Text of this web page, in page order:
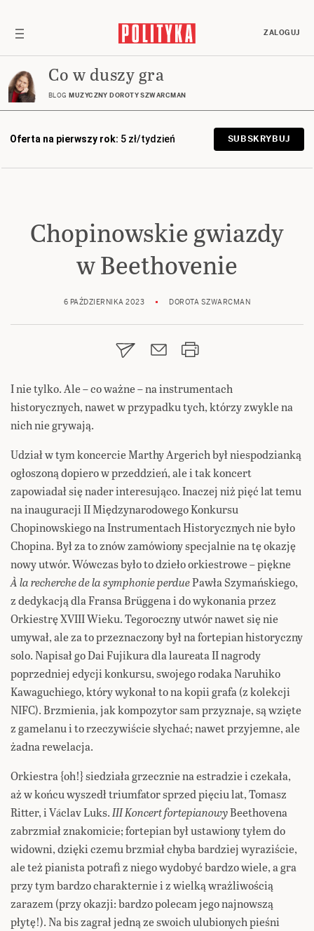
ZALOGUJ
Co w duszy gra
BLOG MUZYCZNY DOROTY SZWARCMAN
Oferta na pierwszy rok: 5 zł/tydzień SUBSKRYBUJ
Chopinowskie gwiazdy
w Beethovenie
6 PAŹDZIERNIKA 2023 DOROTA SZWARCMAN
I nie tylko. Ale – co ważne – na instrumentach
historycznych, nawet w przypadku tych, którzy zwykle na
nich nie grywają.
Udział w tym koncercie Marthy Argerich był niespodzianką
ogłoszoną dopiero w przeddzień, ale i tak koncert
zapowiadał się nader interesująco. Inaczej niż pięć lat temu
na inauguracji II Międzynarodowego Konkursu
Chopinowskiego na Instrumentach Historycznych nie było
Chopina. Był za to znów zamówiony specjalnie na tę okazję
nowy utwór. Wówczas było to dzieło orkiestrowe – piękne
À la recherche de la symphonie perduePawła Szymańskiego,
z dedykacją dla Fransa Brüggena i do wykonania przez
Orkiestrę XVIII Wieku. Tegoroczny utwór nawet się nie
umywał, ale za to przeznaczony był na fortepian historyczny
solo. Napisał go Dai Fujikura dla laureata II nagrody
poprzedniej edycji konkursu, swojego rodaka Naruhiko
Kawaguchiego, który wykonał to na kopii grafa (z kolekcji
NIFC). Brzmienia, jak kompozytor sam przyznaje, są wzięte
z gamelanu i to rzeczywiście słychać; nawet przyjemne, ale
żadna rewelacja.
Orkiestra {oh!} siedziała grzecznie na estradzie i czekała,
aż w końcu wyszedł triumfator sprzed pięciu lat, Tomasz
Ritter, i Václav Luks.III Koncert fortepianowyBeethovena
zabrzmiał znakomicie; fortepian był ustawiony tyłem do
widowni, dzięki czemu brzmiał chyba bardziej wyraziście,
ale też pianista potrafi z niego wydobyć bardzo wiele, a gra
przy tym bardzo charakternie i z wielką wrażliwością
zarazem (przy okazji: bardzo polecam jego najnowszą
płytę!). Na bis zagrał jedną ze swoich ulubionych pieśni